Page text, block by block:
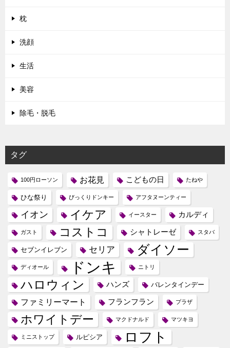
枕
洗顔
生活
美容
除毛・脱毛
タグ
100円ローソン お花見 こどもの日 たねや
ひな祭り びっくりドンキー アフタヌーンティー
イオン イケア イースター カルディ
ガスト コストコ シャトレーゼ スタバ
セブンイレブン セリア ダイソー
ディオール ドンキ ニトリ
ハロウィン ハンズ バレンタインデー
ファミリーマート フランフラン プラザ
ホワイトデー マクドナルド マツキヨ
ミニストップ ルピシア ロフト